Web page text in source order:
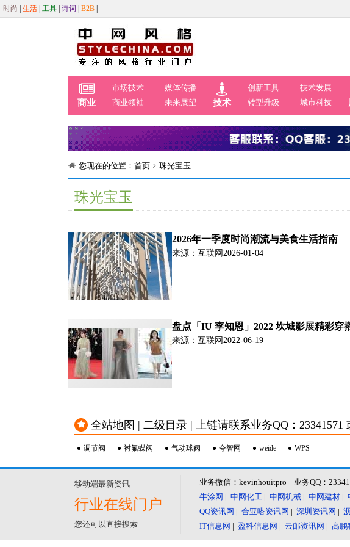
时尚 生活 工具 诗词 B2B
商业
市场技术
媒体传播
商业领袖
未来展望 技术
创新工具
技术发展
转型升级
城市科技
您现在的位置： 首页 珠光宝玉
珠光宝玉
2026年一季度时尚潮流与美食生活指南
来源：互联网 2026-01-04
盘点「IU 李知恩」2022 坎城影展精彩穿
来源：互联网 2022-06-19
全站地图 | 二级目录 | 上链请联系业务QQ：23341571
调节阀 衬氟蝶阀 气动球阀 夸智网 weide WPS
移动端最新资讯
行业在线门户
您还可以直接搜索
业务微信：kevinhouitpro 业务QQ：
牛涂网 | 中网化工 | 中网机械 | 中网建材 |
QQ资讯网 | 合亚嗒资讯网 | 深圳资讯网 |
IT信息网 | 盈科信息网 | 云邮资讯网 | 高鹏